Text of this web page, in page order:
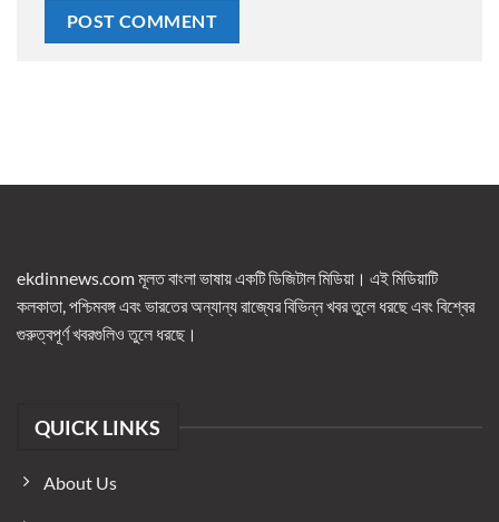
ekdinnews.com মূলত বাংলা ভাষায় একটি ডিজিটাল মিডিয়া। এই মিডিয়াটি
কলকাতা, পশ্চিমবঙ্গ এবং ভারতের অন্যান্য রাজ্যের বিভিন্ন খবর তুলে ধরছে এবং বিশ্বের
গুরুত্বপূর্ণ খবরগুলিও তুলে ধরছে।
QUICK LINKS
About Us